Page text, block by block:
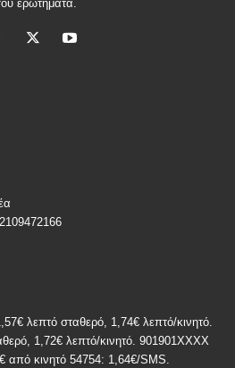
ερωτήματα.
λεπτό σταθερό, 1,74€ λεπτό/κινητό.
1,72€ λεπτό/κινητό. 901901ΧΧΧΧ
από κινητό 54754: 1,64€/SMS.